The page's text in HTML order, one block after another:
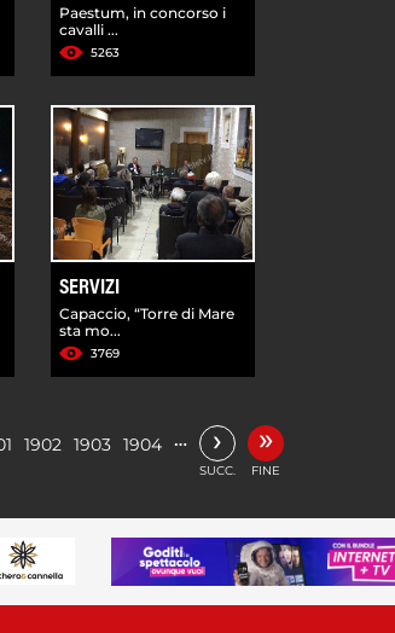
Paestum, in concorso i
cavalli ...
5263
SERVIZI
Capaccio, “Torre di Mare
sta mo...
3769
1902 1903 1904 … ›
SUCC.
»
FINE